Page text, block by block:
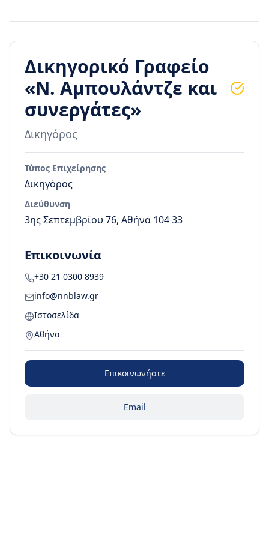
Δικηγορικό Γραφείο
«Ν. Αμπουλάντζε και
συνεργάτες»
Δικηγόρος
Τύπος Επιχείρησης
Δικηγόρος
Διεύθυνση
3ης Σεπτεμβρίου 76, Αθήνα 104 33
Επικοινωνία
+30 21 0300 8939
info@nnblaw.gr
Ιστοσελίδα
Αθήνα
Επικοινωνήστε
Email